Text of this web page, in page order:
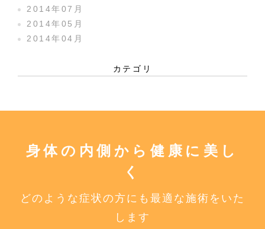
2014年07月
2014年05月
2014年04月
カテゴリ
身体の内側から健康に美し
く
どのような症状の方にも最適な施術をいた
します